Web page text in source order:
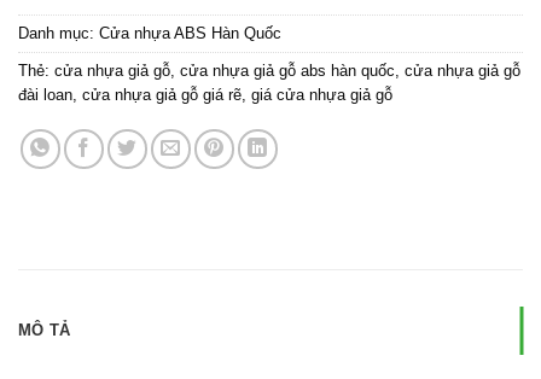
Danh mục: Cửa nhựa ABS Hàn Quốc
Thẻ: cửa nhựa giả gỗ, cửa nhựa giả gỗ abs hàn quốc, cửa nhựa giả gỗ
đài loan, cửa nhựa giả gỗ giá rẽ, giá cửa nhựa giả gỗ
MÔ TẢ